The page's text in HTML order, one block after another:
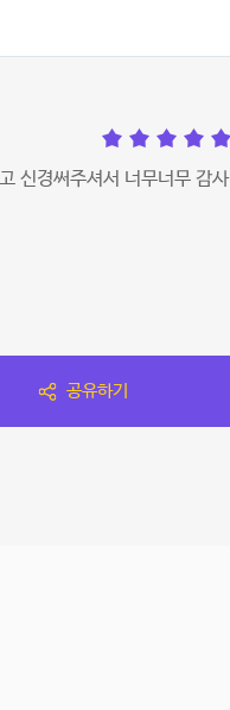
신경써주셔서 너무너무 감사
공유하기